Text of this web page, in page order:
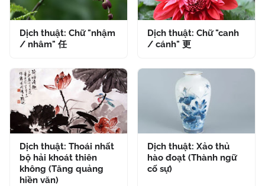
Dịch thuật: Chữ "nhậm
/ nhâm" 任
Dịch thuật: Chữ "canh
/ cánh" 更
Dịch thuật: Thoái nhất
bộ hải khoát thiên
không (Tăng quảng
hiền văn)
Dịch thuật: Xảo thủ
hào đoạt (Thành ngữ
cố sự)